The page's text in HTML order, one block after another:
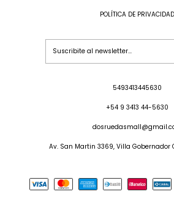
POLÍTICA DE PRIVACIDAD
5493413445630
+54 9 3413 44-5630
Av. San Martin 3369, Villa Gobernador